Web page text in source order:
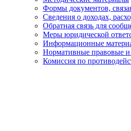
Формы документов,
Сведения о доходах,
Обратная связь для
Меры юридической
Информационные
Нормативные правовые
Комиссия по